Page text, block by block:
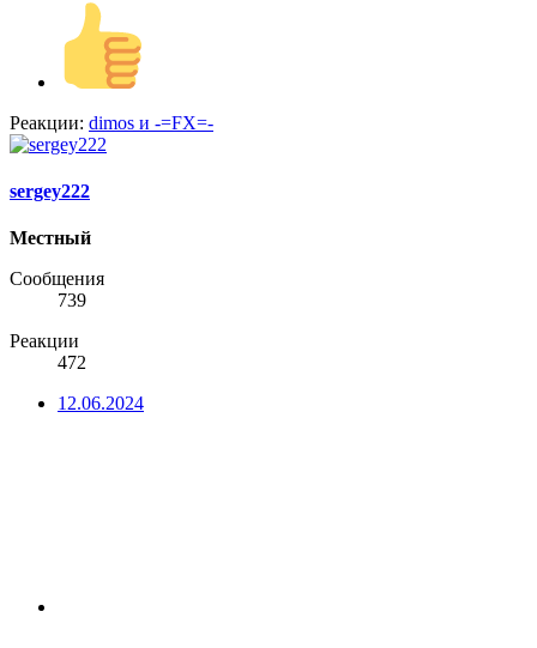
Реакции: dimos и -=FX=-
sergey222
Местный
Сообщения
739
Реакции
472
12.06.2024